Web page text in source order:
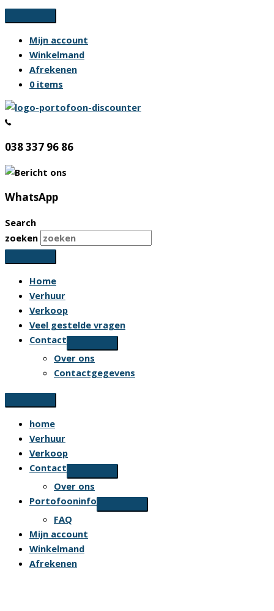
Ga
naar
inhoud
Mijn account
Winkelmand
Afrekenen
0 items
038 337 96 86
WhatsApp
Search
zoeken
Home
Verhuur
Verkoop
Veel gestelde vragen
Contact
Over ons
Contactgegevens
home
Verhuur
Verkoop
Contact
Over ons
Portofooninfo
FAQ
Mijn account
Winkelmand
Afrekenen